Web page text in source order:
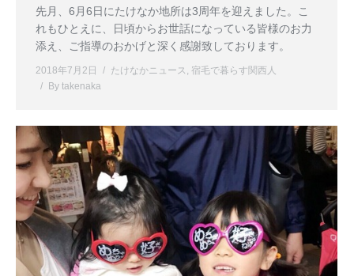
先月、6月6日にたけなか地所は3周年を迎えました。こ
れもひとえに、日頃からお世話になっている皆様のお力
添え、ご指導のおかげと深く感謝致しております。
2018年7月2日 たけなかニュース , 宿毛で暮らす関西人
By takenaka